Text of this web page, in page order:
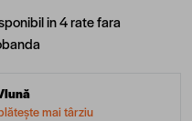
in 4 rate fara
mai târziu